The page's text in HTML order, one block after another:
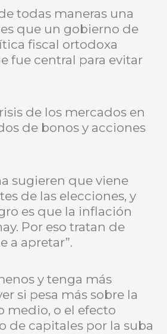
todas maneras una
que un gobierno de
fiscal ortodoxa
fue central para evitar
de los mercados en
de bonos y acciones
sugieren que viene
de las elecciones, y
es que la inflación
Por eso tratan de
a apretar”.
y tenga más
si pesa más sobre la
medio, o el efecto
de capitales por la suba